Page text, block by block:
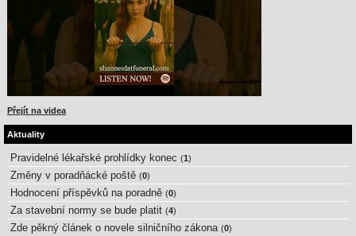
Přejít na videa
Aktuality
Pravidelné lékařské prohlídky konec (1)
Změny v poradňácké poště (0)
Hodnocení příspěvků na poradně (0)
Za stavební normy se bude platit (4)
Zde pěkný článek o novele silničního zákona (0)